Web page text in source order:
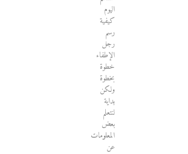
اليوم
كيفية
رسم
رجل
الإطفاء
خطوة
بخطوة
ولكن
بداية
لنتعلم
بعض
المعلومات
عن